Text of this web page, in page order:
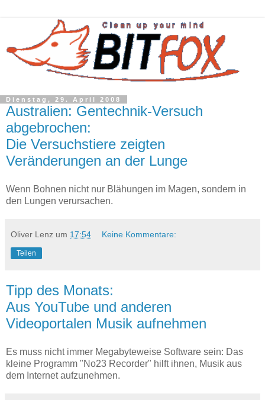
Dienstag, 29. April 2008
Australien: Gentechnik-Versuch
abgebrochen:
Die Versuchstiere zeigten
Veränderungen an der Lunge
Wenn Bohnen nicht nur Blähungen im Magen, sondern in
den Lungen verursachen.
Oliver Lenz um 17:54 Keine Kommentare:
Teilen
Tipp des Monats:
Aus YouTube und anderen
Videoportalen Musik aufnehmen
Es muss nicht immer Megabyteweise Software sein: Das
kleine Programm "No23 Recorder" hilft ihnen, Musik aus
dem Internet aufzunehmen.